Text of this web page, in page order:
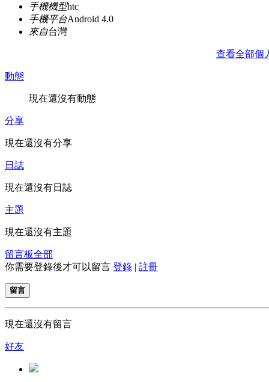
手機機型htc
手機平台Android 4.0
來自台灣
查看全部個
動態
現在還沒有動態
分享
現在還沒有分享
日誌
現在還沒有日誌
主題
現在還沒有主題
留言板全部
你需要登錄後才可以留言 登錄 | 註冊
留言
現在還沒有留言
好友